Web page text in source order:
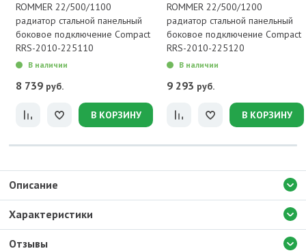
ROMMER 22/500/1100
радиатор стальной панельный
боковое подключение Compact
RRS-2010-225110
В наличии
8 739 руб.
В КОРЗИНУ
ROMMER 22/500/1200
радиатор стальной панельный
боковое подключение Compact
RRS-2010-225120
В наличии
9 293 руб.
В КОРЗИНУ
Описание
Характеристики
Отзывы